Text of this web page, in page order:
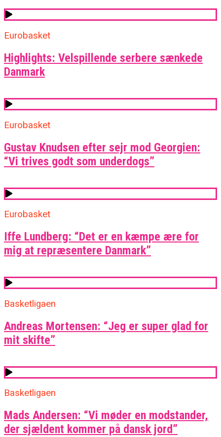
Eurobasket
Highlights: Velspillende serbere sænkede
Danmark
Eurobasket
Gustav Knudsen efter sejr mod Georgien:
“Vi trives godt som underdogs”
Eurobasket
Iffe Lundberg: “Det er en kæmpe ære for
mig at repræsentere Danmark”
Basketligaen
Andreas Mortensen: “Jeg er super glad for
mit skifte”
Basketligaen
Mads Andersen: “Vi møder en modstander,
der sjældent kommer på dansk jord”